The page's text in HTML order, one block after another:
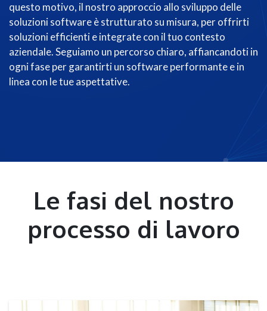
questo motivo, il nostro approccio allo sviluppo delle
soluzioni software è strutturato su misura, per offrirti
soluzioni efficienti e integrate con il tuo contesto
aziendale. Seguiamo un percorso chiaro, affiancandoti in
ogni fase per garantirti un software performante e in
linea con le tue aspettative.
Le fasi del nostro
processo di lavoro